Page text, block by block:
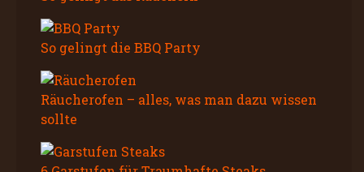
So gelingt die BBQ Party
Räucherofen – alles, was man dazu wissen
sollte